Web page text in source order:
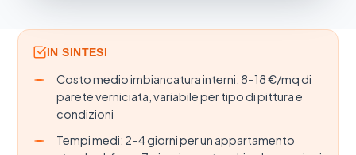
IN SINTESI
Costo medio imbiancatura interni: 8–18 €/mq di
parete verniciata, variabile per tipo di pittura e
condizioni
Tempi medi: 2–4 giorni per un appartamento